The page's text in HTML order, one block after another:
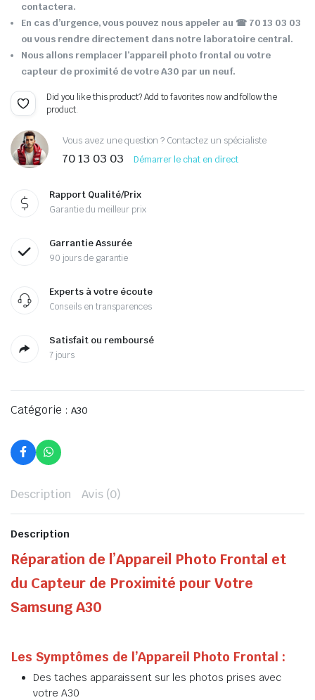
contactera.
En cas d’urgence, vous pouvez nous appeler au ☎ 70 13 03 03
ou vous rendre directement dans notre laboratoire central.
Nous allons remplacer l’appareil photo frontal ou votre
capteur de proximité de votre A30 par un neuf.
Did you like this product? Add to favorites now and follow the
product.
Vous avez une question ? Contactez un spécialiste
70 13 03 03 Démarrer le chat en direct
Rapport Qualité/Prix
Garantie du meilleur prix
Garrantie Assurée
90 jours de garantie
Experts à votre écoute
Conseils en transparences
Satisfait ou remboursé
7 jours
Catégorie : A30
Description Avis (0)
Description
Réparation de l’Appareil Photo Frontal et
du Capteur de Proximité pour Votre
Samsung A30
Les Symptômes de l’Appareil Photo Frontal :
Des taches apparaissent sur les photos prises avec
votre A30